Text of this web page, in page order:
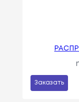
Заказать